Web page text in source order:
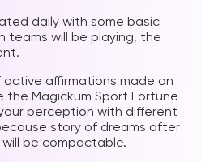
daily with some basic
teams will be playing, the
affirmations made on
the Magickum Sport Fortune
perception with different
story of dreams after
be compactable.